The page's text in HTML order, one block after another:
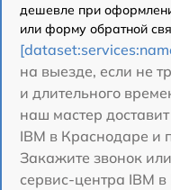
дешевле при
или форму обратной
на выезде, если не
и длительного
наш мастер
IBM в Краснодаре и
Закажите звонок
сервис-центра IBM